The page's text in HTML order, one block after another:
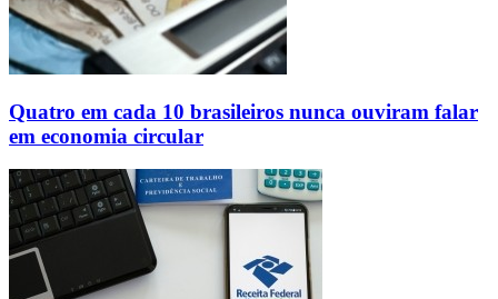
Quatro em cada 10 brasileiros nunca ouviram falar
em economia circular